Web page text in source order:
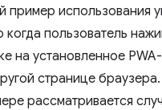
пример использования
пользователь
на установленное PWA-
странице
рассматривается